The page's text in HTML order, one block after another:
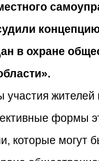
в охране
жителей
формы
которые могут